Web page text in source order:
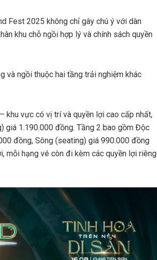
Fest 2025 không chỉ gây chú ý với dàn
khu chỗ ngồi hợp lý và chính sách quyền
và ngồi thuộc hai tầng trải nghiệm khác
khu vực có vị trí và quyền lợi cao cấp nhất,
giá 1.190.000 đồng. Tầng 2 bao gồm Độc
đồng, Sông (seating) giá 990.000 đồng
mỗi hạng vé còn đi kèm các quyền lợi riêng